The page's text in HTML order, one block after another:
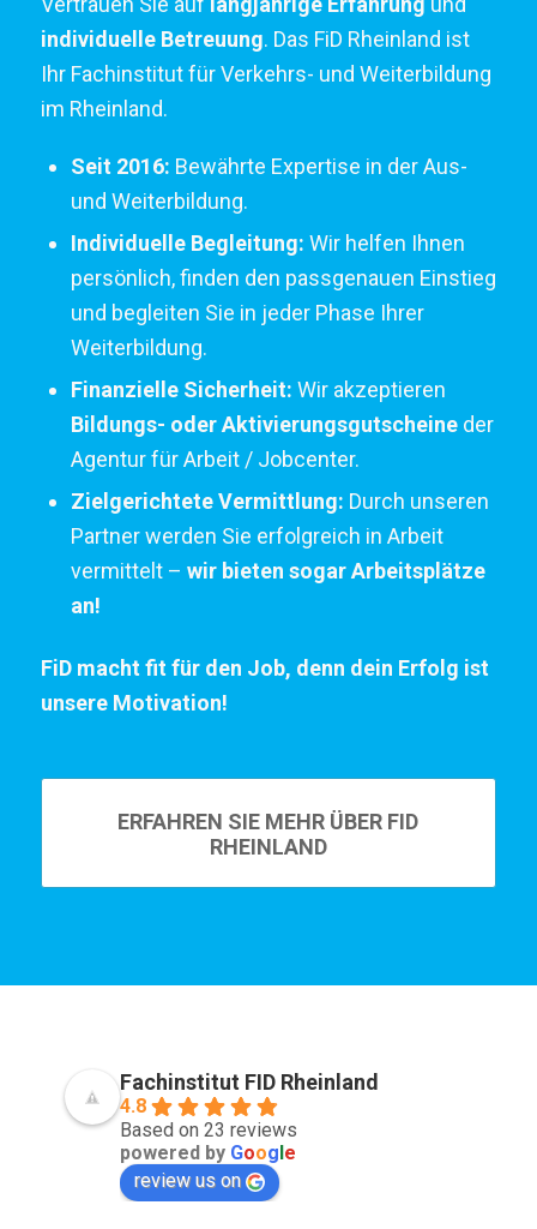
individuelle Betreuung. Das FiD Rheinland ist
Ihr Fachinstitut für Verkehrs- und Weiterbildung
im Rheinland.
Seit 2016: Bewährte Expertise in der Aus-
und Weiterbildung.
Individuelle Begleitung: Wir helfen Ihnen
persönlich, finden den passgenauen Einstieg
und begleiten Sie in jeder Phase Ihrer
Weiterbildung.
Finanzielle Sicherheit: Wir akzeptieren
Bildungs- oder Aktivierungsgutscheineder
Agentur für Arbeit / Jobcenter.
Zielgerichtete Vermittlung: Durch unseren
Partner werden Sie erfolgreich in Arbeit
vermittelt – wir bieten sogar Arbeitsplätze
an!
FiD macht fit für den Job, denn dein Erfolg ist
unsere Motivation!
ERFAHREN SIE MEHR ÜBER FID
RHEINLAND
Fachinstitut FID Rheinland
4.8
Based on 23 reviews
powered by Google
review us on